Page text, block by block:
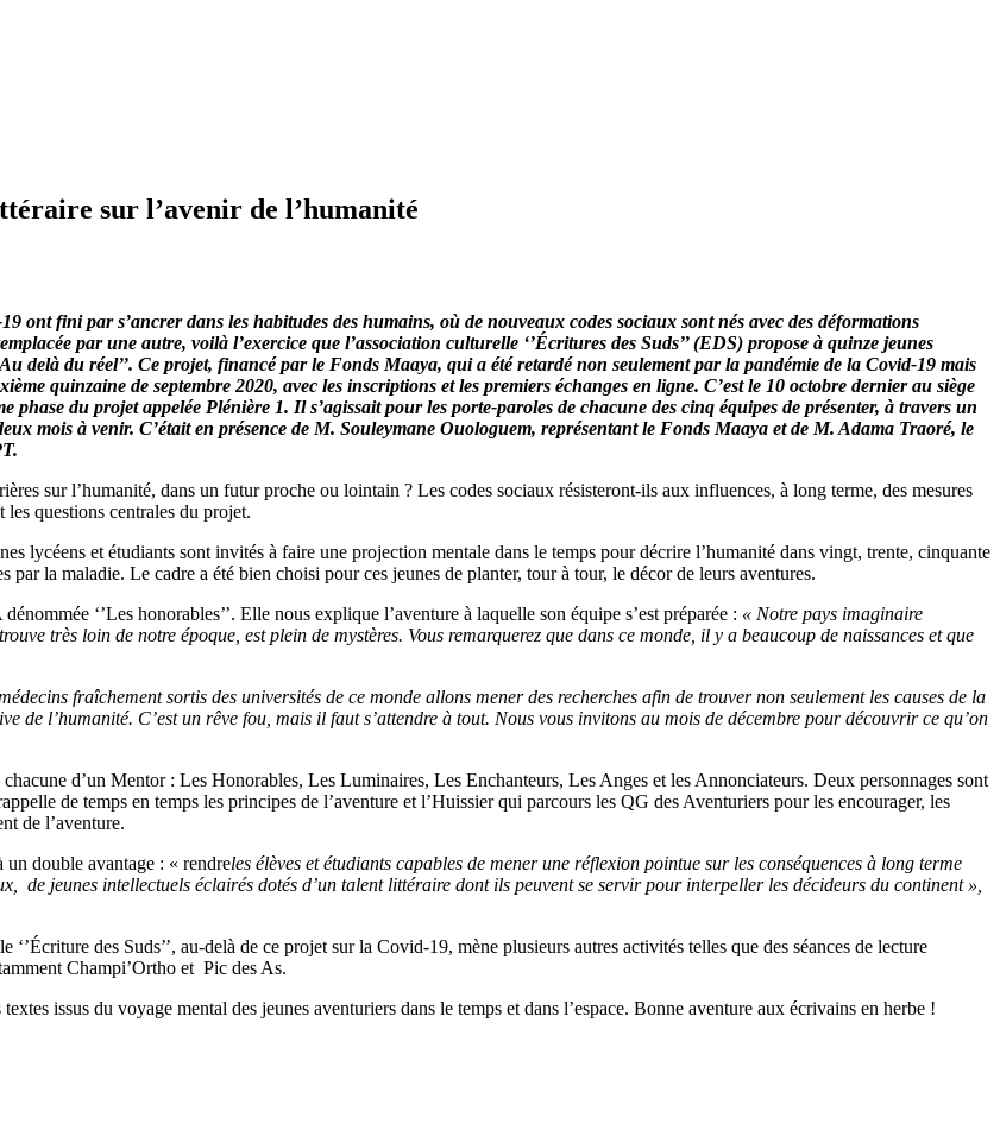
sur l’avenir de l’humanité
ont fini par s’ancrer dans les habitudes des humains, où de nouveaux codes sociaux sont nés avec des déformations
par une autre, voilà l’exercice que l’association culturelle ‘’Écritures des Suds’’ (EDS) propose à quinze jeunes
delà du réel’’. Ce projet, financé par le Fonds Maaya, qui a été retardé non seulement par la pandémie de la Covid-19 mais
quinzaine de septembre 2020, avec les inscriptions et les premiers échanges en ligne. C’est le 10 octobre dernier au siège
phase du projet appelée Plénière 1. Il s’agissait pour les porte-paroles de chacune des cinq équipes de présenter, à travers un
mois à venir. C’était en présence de M. Souleymane Ouologuem, représentant le Fonds Maaya et de M. Adama Traoré, le
sur l’humanité, dans un futur proche ou lointain ? Les codes sociaux résisteront-ils aux influences, à long terme, des mesures
questions centrales du projet.
lycéens et étudiants sont invités à faire une projection mentale dans le temps pour décrire l’humanité dans vingt, trente, cinquante
par la maladie. Le cadre a été bien choisi pour ces jeunes de planter, tour à tour, le décor de leurs aventures.
‘’Les honorables’’. Elle nous explique l’aventure à laquelle son équipe s’est préparée : « Notre pays imaginaire
très loin de notre époque, est plein de mystères. Vous remarquerez que dans ce monde, il y a beaucoup de naissances et que
fraîchement sortis des universités de ce monde allons mener des recherches afin de trouver non seulement les causes de la
de l’humanité. C’est un rêve fou, mais il faut s’attendre à tout. Nous vous invitons au mois de décembre pour découvrir ce qu’on
d’un Mentor : Les Honorables, Les Luminaires, Les Enchanteurs, Les Anges et les Annonciateurs. Deux personnages sont
de temps en temps les principes de l’aventure et l’Huissier qui parcours les QG des Aventuriers pour les encourager, les
de l’aventure.
double avantage : « rendreles élèves et étudiants capables de mener une réflexion pointue sur les conséquences à long terme
de jeunes intellectuels éclairés dotés d’un talent littéraire dont ils peuvent se servir pour interpeller les décideurs du continent »,
des Suds’’, au-delà de ce projet sur la Covid-19, mène plusieurs autres activités telles que des séances de lecture
Champi’Ortho et Pic des As.
issus du voyage mental des jeunes aventuriers dans le temps et dans l’espace. Bonne aventure aux écrivains en herbe !